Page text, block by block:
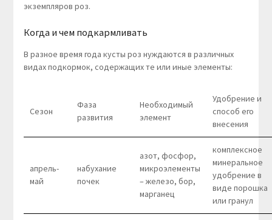
экземпляров роз.
Когда и чем подкармливать
В разное время года кусты роз нуждаются в различных
видах подкормок, содержащих те или иные элементы:
Сезон
Фаза
развития
Необходимый
элемент
Удобрение и
способ его
внесения
апрель-
май
набухание
почек
азот, фосфор,
микроэлементы
– железо, бор,
марганец
комплексное
минеральное
удобрение в
виде порошка
или гранул